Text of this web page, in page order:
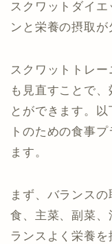
スクワットダイ
ンと栄養の摂取が
スクワットトレ
も見直すことで
とができます。
トのための食事
ます。
まず、バランス
食、主菜、副菜
ランスよく栄養